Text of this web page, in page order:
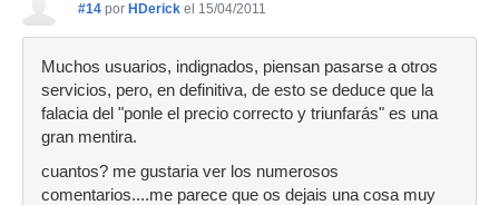
#14 por HDerick el 15/04/2011
Muchos usuarios, indignados, piensan pasarse a otros
servicios, pero, en definitiva, de esto se deduce que la
falacia del "ponle el precio correcto y triunfarás" es una
gran mentira.
cuantos? me gustaria ver los numerosos
comentarios....me parece que os dejais una cosa muy